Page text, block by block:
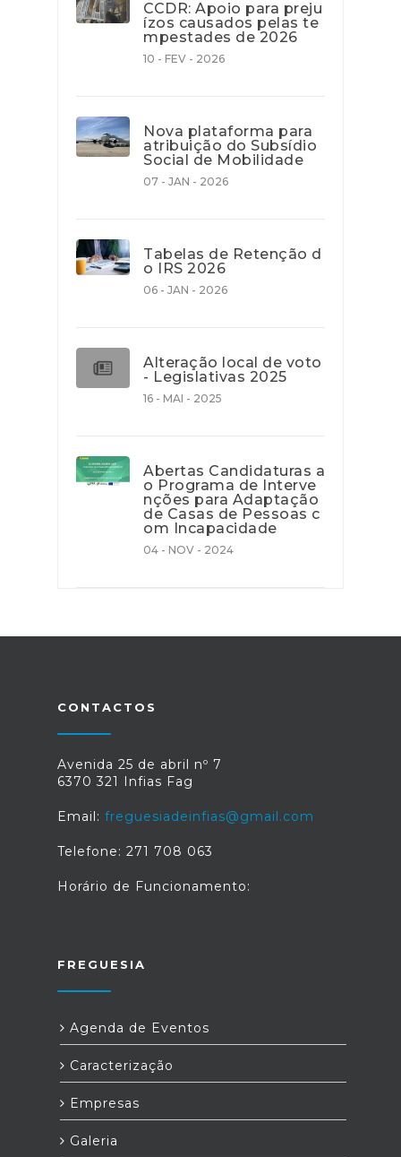
CCDR: Apoio para preju
ízos causados pelas te
mpestades de 2026
10 - FEV - 2026
Nova plataforma para
atribuição do Subsídio
Social de Mobilidade
07 - JAN - 2026
Tabelas de Retenção d
o IRS 2026
06 - JAN - 2026
Alteração local de voto
- Legislativas 2025
16 - MAI - 2025
Abertas Candidaturas a
o Programa de Interve
nções para Adaptação
de Casas de Pessoas c
om Incapacidade
04 - NOV - 2024
CONTACTOS
Avenida 25 de abril nº 7
6370 321 Infias Fag
Email: freguesiadeinfias@gmail.com
Telefone: 271 708 063
Horário de Funcionamento:
FREGUESIA
Agenda de Eventos
Caracterização
Empresas
Galeria